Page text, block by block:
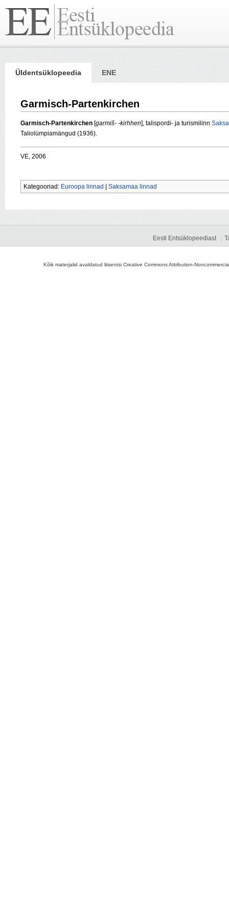
Üldentsüklopeedia ENE
Garmisch-Partenkirchen
Garmisch-Partenkirchen [garmiš- -kirhhen], talispordi- ja turismilinn
Taliolümpiamängud (1936).
VE, 2006
Kategooriad: Euroopa linnad Saksamaa linnad
Eesti Entsüklopeediast
Kõik materjalid avaldatud litsentsi Creative Commons Attribution-